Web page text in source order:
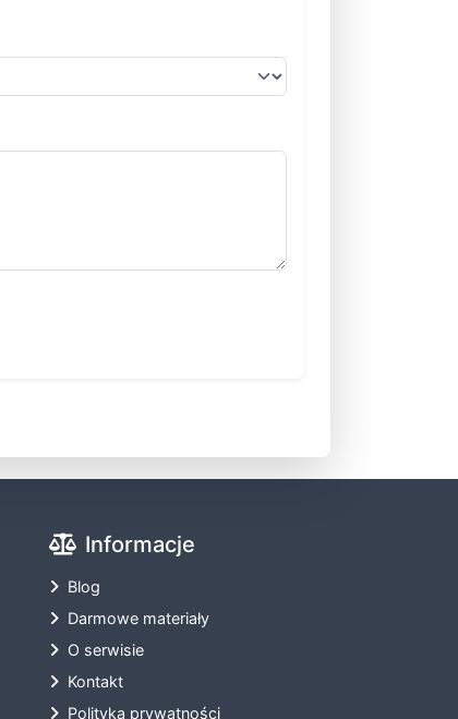
Informacje
Blog
Darmowe materiały
O serwisie
Kontakt
Polityka prywatności